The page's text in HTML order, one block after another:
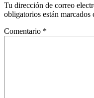
Tu dirección de correo
obligatorios están marcados
Comentario *